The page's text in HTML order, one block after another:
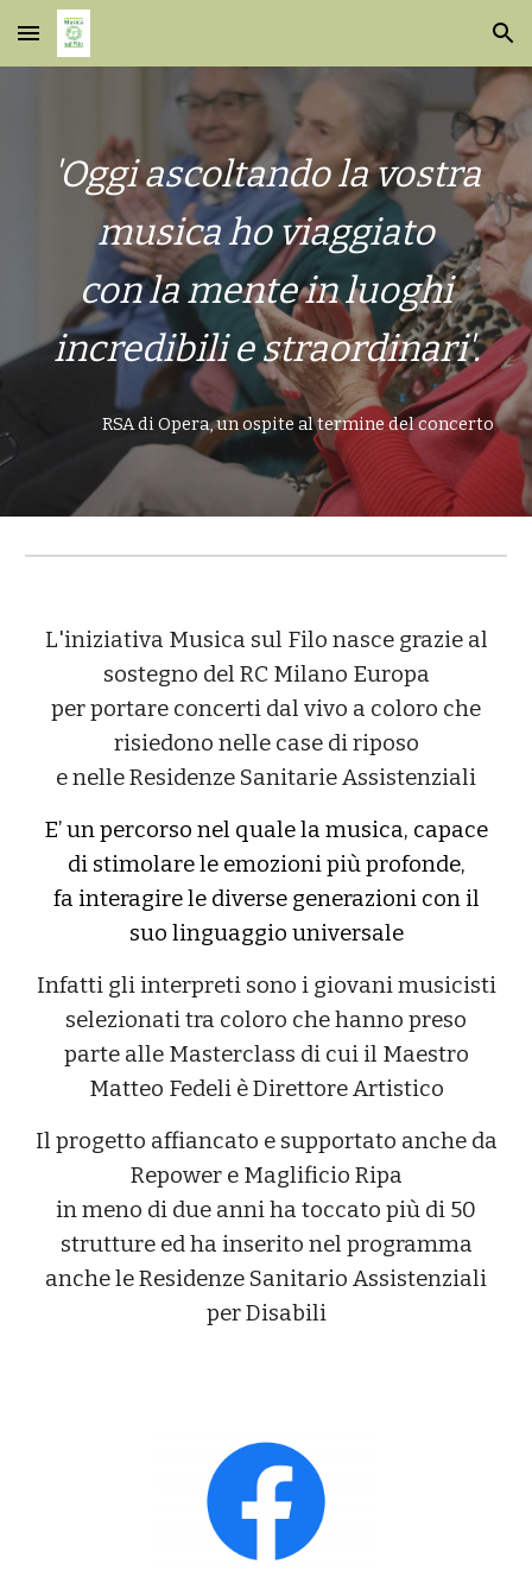
Skip to main content Skip to navigation
'Oggi ascoltando la vostra
musica ho viaggiato
con la mentein luoghi
incredibili e straordinari'.
RSA di Opera, un ospite al termine del concerto
L'iniziativa Musica sul Filo nasce grazie al
sostegno del RC Milano Europa
per portare concerti dal vivo a coloro che
risiedono nelle case di riposo
e nelle Residenze Sanitarie Assistenziali
E’ un percorso nel quale la musica, capace
di stimolare le emozioni più profonde,
fa interagire le diverse generazioni con il
suo linguaggio universale
Infatti gli interpreti sono i giovani musicisti
selezionati tra coloro che hanno preso
parte alle Masterclass di cui il Maestro
Matteo Fedeli è Direttore Artistico
Il progetto affiancato e supportato anche da
Repower e Maglificio Ripa
in meno di due anni ha toccato più di 50
strutture ed ha inserito nel programma
anche le Residenze Sanitario Assistenziali
per Disabili